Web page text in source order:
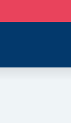
Youtube